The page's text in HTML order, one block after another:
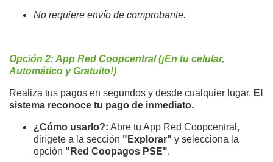
No requiere envío de comprobante.
Opción 2: App Red Coopcentral (¡En tu celular,
Automático y Gratuito!)
Realiza tus pagos en segundos y desde cualquier lugar. El
sistema reconoce tu pago de inmediato.
¿Cómo usarlo?: Abre tu App Red Coopcentral,
dirígete a la sección "Explorar" y selecciona la
opción "Red Coopagos PSE".